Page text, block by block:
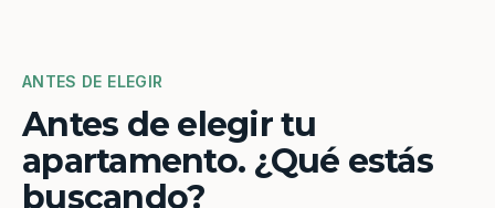
ANTES DE ELEGIR
Antes de elegir tu
apartamento. ¿Qué estás
buscando?